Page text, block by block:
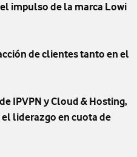
impulso de la marca Lowi
de clientes tanto en el
IPVPN y Cloud & Hosting,
liderazgo en cuota de